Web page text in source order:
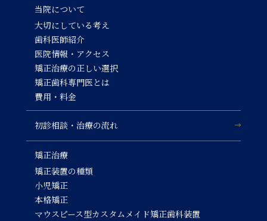
当院について
大切にしている考え
歯科医師紹介
医院情報・アクセス
矯正治療の正しい選択
矯正歯科専門医とは
費用・料金
初診相談・治療の流れ
矯正治療
矯正装置の種類
小児矯正
本格矯正
マウスピース型カスタムメイド矯正歯科装置